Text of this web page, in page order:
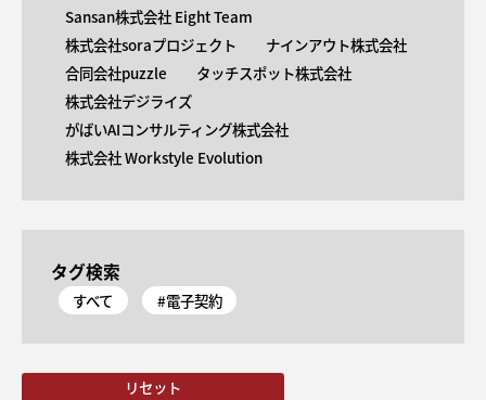
Sansan株式会社 Eight Team
株式会社soraプロジェクト
ナインアウト株式会社
合同会社puzzle
タッチスポット株式会社
株式会社デジライズ
がばいAIコンサルティング株式会社
株式会社 Workstyle Evolution
タグ検索
すべて #電子契約
リセット